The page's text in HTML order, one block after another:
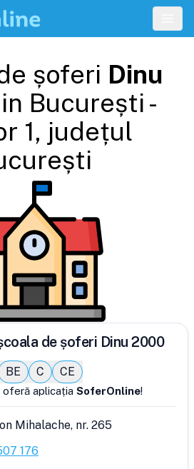
șoferi Dinu
București -
1, județul
de șoferi Dinu 2000
BE C CE
oferă aplicația SoferOnline!
Mihalache, nr. 265
176